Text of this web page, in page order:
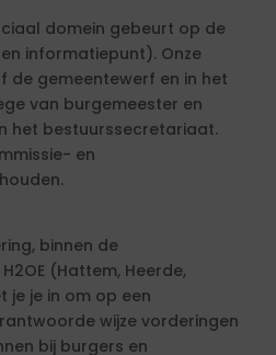
domein gebeurt op de
informatiepunt). Onze
de gemeentewerf en in het
van burgemeester en
het bestuurssecretariaat.
en
binnen de
(Hattem, Heerde,
je je in om op een
wijze vorderingen
bij burgers en